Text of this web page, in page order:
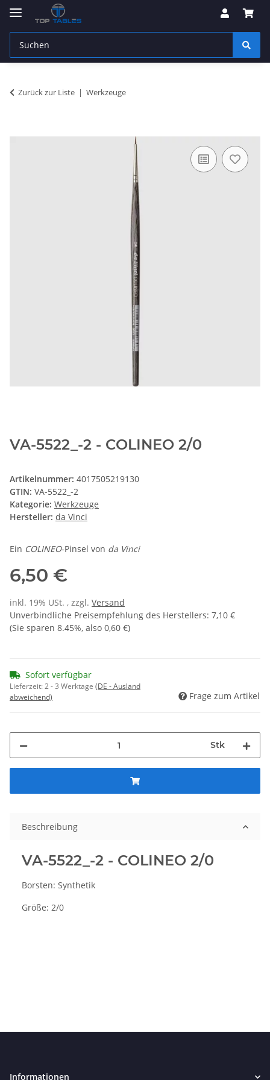
Zurück zur Liste Werkzeuge
VA-5522_-2 - COLINEO 2/0
Artikelnummer: 4017505219130
GTIN: VA-5522_-2
Kategorie: Werkzeuge
Hersteller: da Vinci
Ein COLINEO-Pinsel von da Vinci
6,50 €
inkl. 19% USt. , zzgl. Versand
Unverbindliche Preisempfehlung des Herstellers: 7,10 €
(Sie sparen 8.45%, also 0,60 €)
Sofort verfügbar
Lieferzeit:2 - 3 Werktage (DE - Ausland
abweichend)
Frage zum Artikel
Stk
Beschreibung
VA-5522_-2 - COLINEO 2/0
Borsten: Synthetik
Größe: 2/0
Informationen